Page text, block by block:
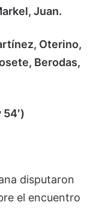
Juan.
Oterino,
Berodas,
54′)
disputaron
el encuentro